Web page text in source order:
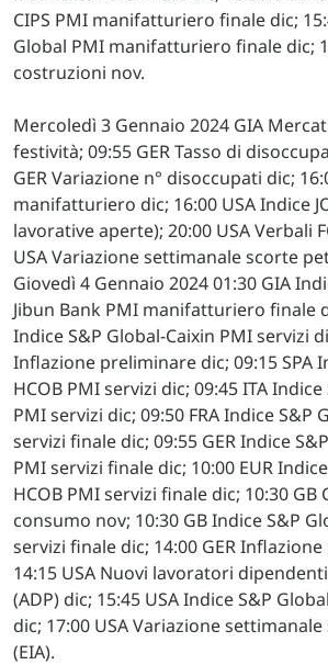
CIPS PMI manifatturiero finale dic;
Global PMI manifatturiero finale dic;
costruzioni nov.
Mercoledì 3 Gennaio 2024 GIA
festività; 09:55 GER Tasso di
GER Variazione n° disoccupati dic;
manifatturiero dic; 16:00 USA Indice
lavorative aperte); 20:00 USA Verbali
USA Variazione settimanale scorte
Giovedì 4 Gennaio 2024 01:30 GIA
Jibun Bank PMI manifatturiero finale
Indice S&P Global-Caixin PMI servizi
Inflazione preliminare dic; 09:15 SPA
HCOB PMI servizi dic; 09:45 ITA
PMI servizi dic; 09:50 FRA Indice S&P
servizi finale dic; 09:55 GER Indice
PMI servizi finale dic; 10:00 EUR
HCOB PMI servizi finale dic; 10:30 GB
consumo nov; 10:30 GB Indice S&P
servizi finale dic; 14:00 GER
14:15 USA Nuovi lavoratori
(ADP) dic; 15:45 USA Indice S&P
dic; 17:00 USA Variazione
(EIA).